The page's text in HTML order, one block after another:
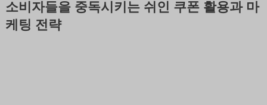
소비자들을 중독시키는 쉬인 쿠폰 활용과 마
케팅 전략